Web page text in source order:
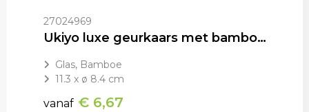
27024969
Ukiyo luxe geurkaars met bamboe deksel
Glas, Bamboe
11.3 x ø 8.4 cm
vanaf € 6,67